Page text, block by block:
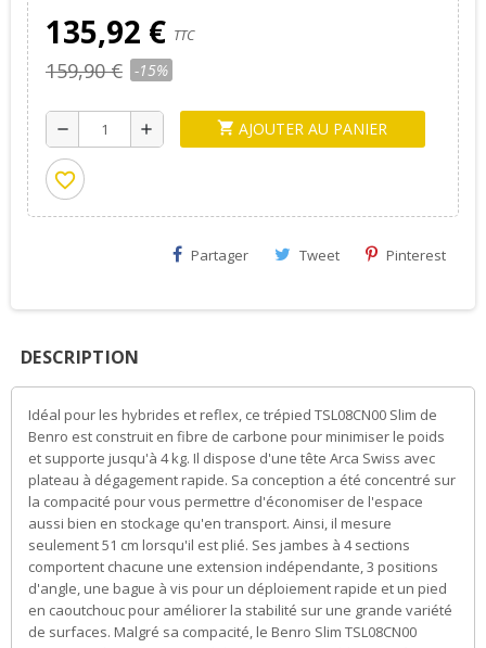
135,92 € TTC
159,90 € -15%
remove add shopping_cart AJOUTER AU PANIER
favorite_border
Partager Tweet Pinterest
DESCRIPTION
Idéal pour les hybrides et reflex, ce trépied TSL08CN00 Slim de
Benro est construit en fibre de carbone pour minimiser le poids
et supporte jusqu'à 4 kg. Il dispose d'une tête Arca Swiss avec
plateau à dégagement rapide. Sa conception a été concentré sur
la compacité pour vous permettre d'économiser de l'espace
aussi bien en stockage qu'en transport. Ainsi, il mesure
seulement 51 cm lorsqu'il est plié. Ses jambes à 4 sections
comportent chacune une extension indépendante, 3 positions
d'angle, une bague à vis pour un déploiement rapide et un pied
en caoutchouc pour améliorer la stabilité sur une grande variété
de surfaces. Malgré sa compacité, le Benro Slim TSL08CN00